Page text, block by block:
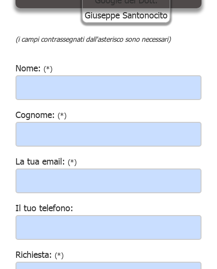
(i campi contrassegnati dall'asterisco sono necessari)
Nome: (*)
Cognome: (*)
La tua email: (*)
Il tuo telefono:
Richiesta: (*)